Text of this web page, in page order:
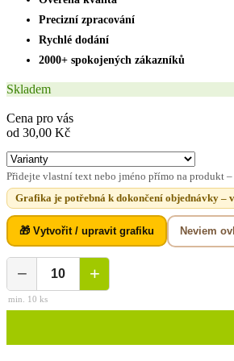
Precizní zpracování
Rychlé dodání
2000+ spokojených zákazníků
Skladem
Cena pro vás
od 30,00 Kč
Přidejte vlastní text nebo jméno přímo na produkt –
Grafika je potřebná k dokončení objednávky –
🎁 Vytvořit / upravit grafiku Neviem
− +
min. 10 ks